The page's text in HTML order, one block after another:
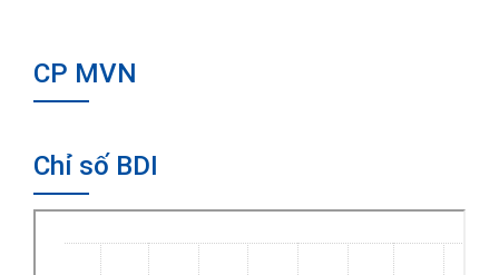
CP MVN
Chỉ số BDI